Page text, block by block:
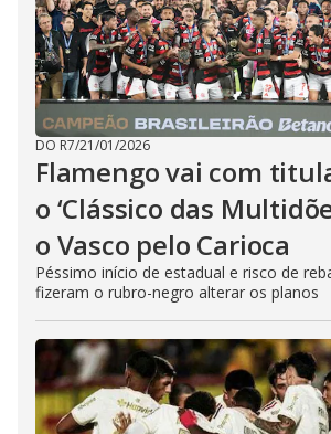
DO R7/21/01/2026
Flamengo vai com
o ‘Clássico das
o Vasco pelo Carioca
Péssimo início de estadual e risco de
fizeram o rubro-negro alterar os planos